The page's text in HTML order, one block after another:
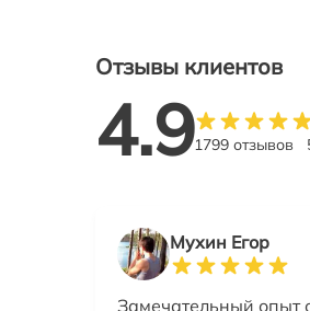
Отзывы клиентов
4.91799 отзывов
Мухин Егор
Замечательный опыт